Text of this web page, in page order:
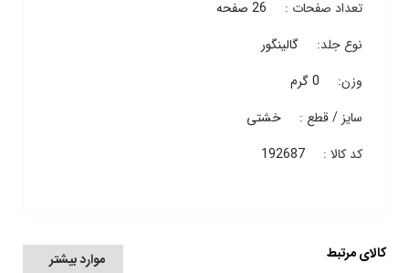
تعداد صفحات : 26 صفحه
نوع جلد: گالینگور
وزن: 0 گرم
سایز / قطع : خشتی
کد کالا : 192687
کالای مرتبط موارد بیشتر